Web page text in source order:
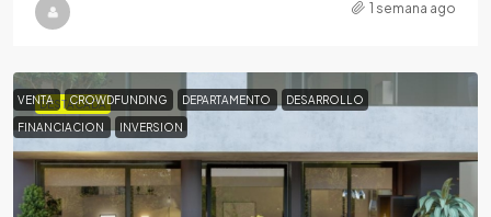
1 semana ago
DESTACADA
VENTA CROWDFUNDING DEPARTAMENTO DESARROLLO
FINANCIACION INVERSION